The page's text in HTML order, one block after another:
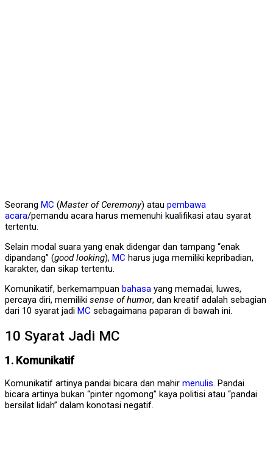
Seorang MC (Master of Ceremony) atau pembawa
acara/pemandu acara harus memenuhi kualifikasi atau syarat
tertentu.
Selain modal suara yang enak didengar dan tampang “enak
dipandang” (good looking), MC harus juga memiliki kepribadian,
karakter, dan sikap tertentu.
Komunikatif, berkemampuan bahasa yang memadai, luwes,
percaya diri, memiliki sense of humor, dan kreatif adalah sebagian
dari 10 syarat jadi MC sebagaimana paparan di bawah ini.
10 Syarat Jadi MC
1. Komunikatif
Komunikatif artinya pandai bicara dan mahir menulis. Pandai
bicara artinya bukan “pinter ngomong” kaya politisi atau “pandai
bersilat lidah” dalam konotasi negatif.